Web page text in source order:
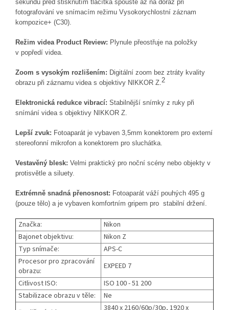
sekundu před stisknutím tlačítka spouště až na doraz při
fotografování ve snímacím režimu Vysokorychlostní záznam
kompozice+ (C30).
Režim videa Product Review: Plynule přeostřuje na položky
v popředí videa.
Zoom s vysokým rozlišením: Digitální zoom bez ztráty kvality
obrazu při záznamu videa s objektivy NIKKOR Z.2
Elektronická redukce vibrací: Stabilnější snímky z ruky při
snímání videa s objektivy NIKKOR Z.
Lepší zvuk: Fotoaparát je vybaven 3,5mm konektorem pro externí
stereofonní mikrofon a konektorem pro sluchátka.
Vestavěný blesk: Velmi praktický pro noční scény nebo objekty v
protisvětle a siluety.
Extrémně snadná přenosnost: Fotoaparát váží pouhých 495 g
(pouze tělo) a je vybaven komfortním gripem pro stabilní držení.
Značka:
Nikon
Bajonet objektivu:
Nikon Z
Typ snímače:
APS-C
Procesor pro zpracování
obrazu:
EXPEED 7
Citlivost ISO:
ISO 100 - 51 200
Stabilizace obrazu v těle:
Ne